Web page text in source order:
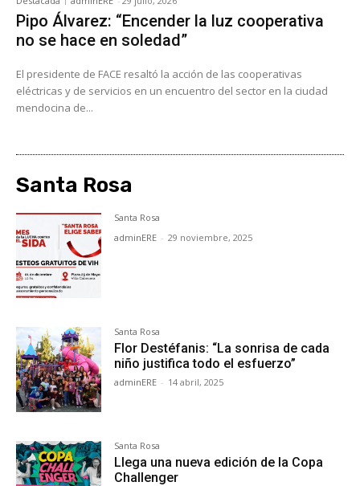
Pipo Álvarez: “Encender la luz cooperativa
no se hace en soledad”
El presidente de FACE resaltó la acción de las cooperativas
eléctricas y de servicios en un encuentro del sector en la ciudad
mendocina de...
Santa Rosa
Santa Rosa
adminERE - 29 noviembre, 2025
Santa Rosa
Flor Destéfanis: “La sonrisa de cada
niño justifica todo el esfuerzo”
adminERE - 14 abril, 2025
Santa Rosa
Llega una nueva edición de la Copa
Challenger